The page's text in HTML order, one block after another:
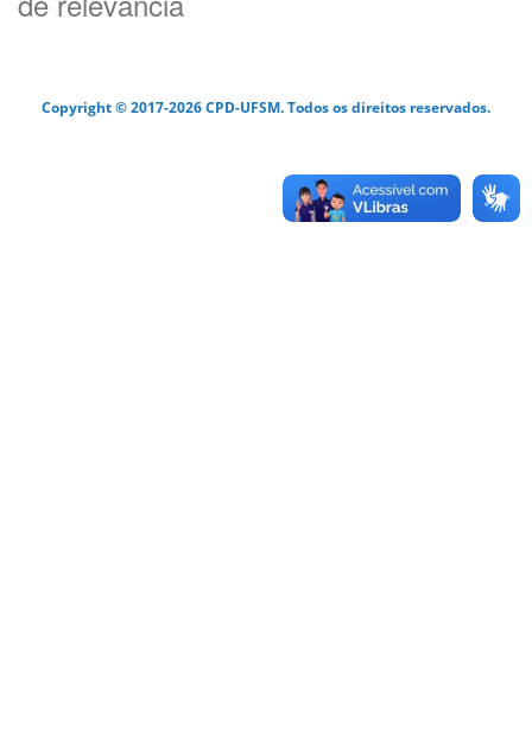
Copyright © 2017-2026 CPD-UFSM. Todos os direitos reservados.